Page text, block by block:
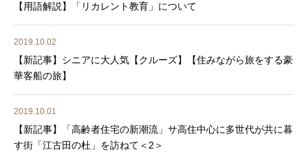
【用語解説】「リカレント教育」について
2019.10.02
【新記事】シニアに大人気【クルーズ】【住みながら旅をする豪
華客船の旅】
2019.10.01
【新記事】「高齢者住宅の新潮流」サ高住中心に多世代が共に暮
す街「江古田の杜」を訪ねて＜2＞